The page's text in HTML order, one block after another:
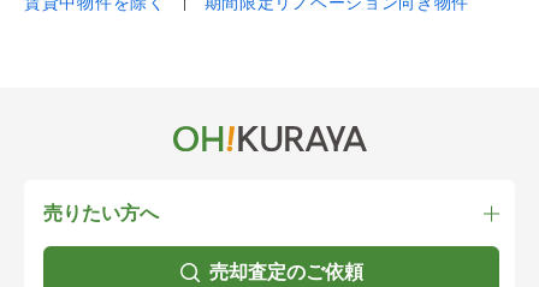
売りたい方へ
売却査定のご依頼